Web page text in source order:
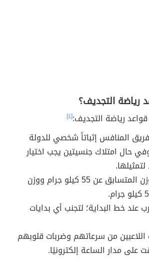
التجديف؟
رياضة التجديف:[٤]
المنافس إثباتاً شخصي للدولة
وفي حال امتلاك جنسيتين يجب اختيار
يجب أنّ لا يقل وزن المتسابق عن 55 كيلو جرام ووزن
عند خط البداية؛ لتجنب أي بدايات
اللاعبين من سرعاتهم وضربات قلوبهم
على مدار الساعة إلكترونيًا.